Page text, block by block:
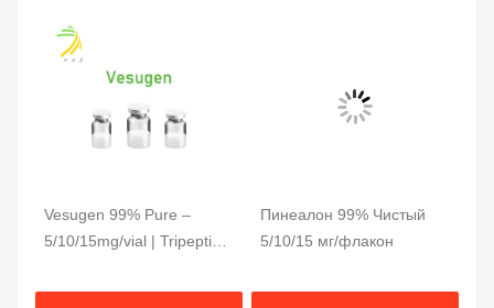
Vesugen 99% Pure –
5/10/15mg/vial | Tripeptide
Vascular Repair
Пинеалон 99% Чистый
5/10/15 мг/флакон